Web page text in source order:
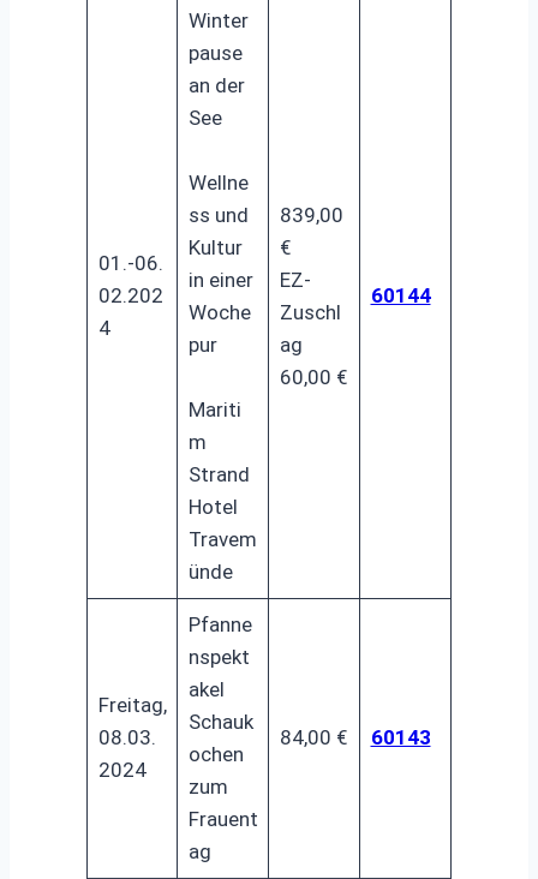
01.-06.
02.202
4
Winter
pause
an der
See
Wellne
ss und
Kultur
in einer
Woche
pur
Mariti
m
Strand
Hotel
Travem
ünde
839,00
€
EZ-
Zuschl
ag
60,00 €
60144
Freitag,
08.03.
2024
Pfanne
nspekt
akel
Schauk
ochen
zum
Frauent
ag
84,00 € 60143